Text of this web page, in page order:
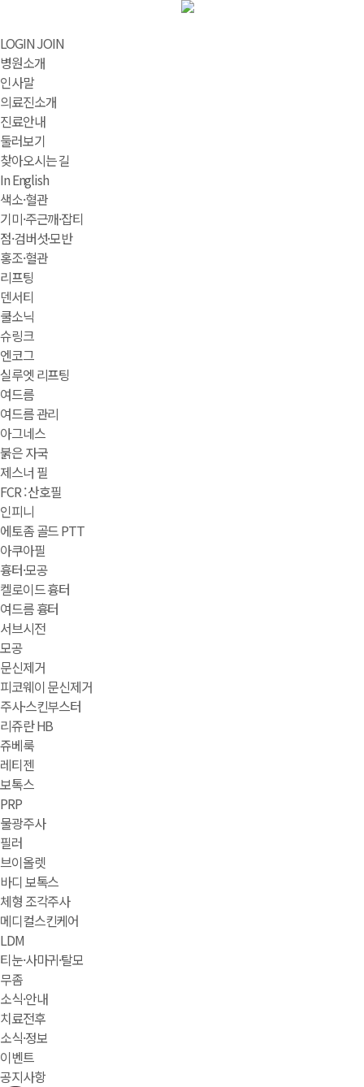
LOGINJOIN
병원소개
인사말
의료진소개
진료안내
둘러보기
찾아오시는 길
In English
색소·혈관
기미·주근깨·잡티
점·검버섯·모반
홍조·혈관
리프팅
덴서티
쿨소닉
슈링크
엔코그
실루엣 리프팅
여드름
여드름 관리
아그네스
붉은 자국
제스너 필
FCR : 산호필
인피니
에토좀 골드 PTT
아쿠아필
흉터·모공
켈로이드 흉터
여드름 흉터
서브시전
모공
문신제거
피코웨이 문신제거
주사·스킨부스터
리쥬란 HB
쥬베룩
레티젠
보톡스
PRP
물광주사
필러
브이올렛
바디 보톡스
체형 조각주사
메디컬스킨케어
LDM
티눈·사마귀·탈모
무좀
소식·안내
치료전후
소식·정보
이벤트
공지사항